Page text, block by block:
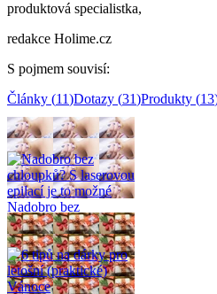
produktová specialistka,
redakce Holime.cz
S pojmem souvisí:
Články (11)Dotazy (31)Produkty (13
Související články(11)
Nadobro bez
chloupků? S laserovou
epilací je to možné